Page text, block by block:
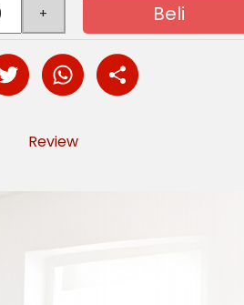
Beli
Review